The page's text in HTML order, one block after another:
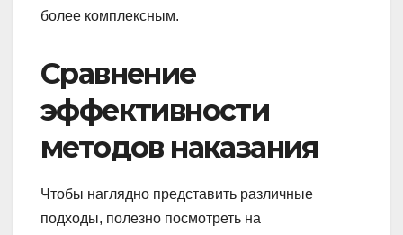
более комплексным.
Сравнение
эффективности
методов наказания
Чтобы наглядно представить различные
подходы, полезно посмотреть на